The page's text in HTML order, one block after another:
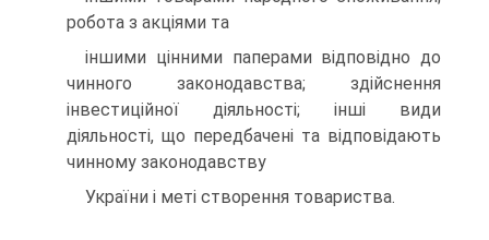
робота з акцiями та
iншими цiнними паперами вiдповiдно до
чинного законодавства; здiйснення
iнвестицiйної дiяльностi; iншi види
дiяльностi, що передбаченi та вiдповiдають
чинному законодавству
України i метi створення товариства.